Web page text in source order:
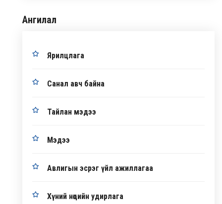
Ангилал
Ярилцлага
Санал авч байна
Тайлан мэдээ
Мэдээ
Авлигын эсрэг үйл ажиллагаа
Хүний нөөцийн удирлага